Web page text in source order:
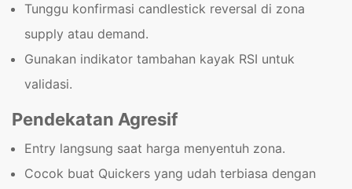
Tunggu konfirmasi candlestick reversal di zona
supply atau demand.
Gunakan indikator tambahan kayak RSI untuk
validasi.
Pendekatan Agresif
Entry langsung saat harga menyentuh zona.
Cocok buat Quickers yang udah terbiasa dengan